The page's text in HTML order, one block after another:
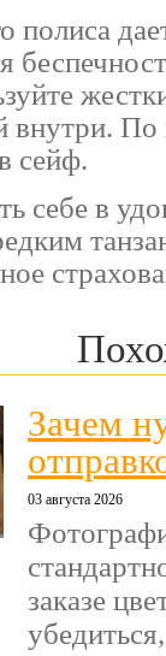
полиса
внутри.
сейф.
себе в
Зачем
03 августа 2026
заказе